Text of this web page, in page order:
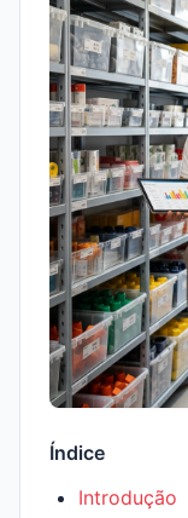
Índice
Introdução